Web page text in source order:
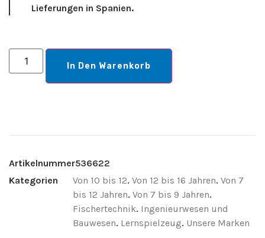
Lieferungen in Spanien.
In Den Warenkorb
Artikelnummer536622
Kategorien
Von 10 bis 12. Von 12 bis 16 Jahren. Von 7
bis 12 Jahren. Von 7 bis 9 Jahren.
Fischertechnik. Ingenieurwesen und
Bauwesen. Lernspielzeug. Unsere Marken